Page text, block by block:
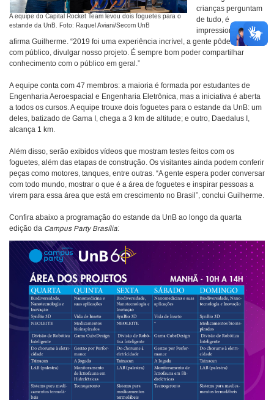
A equipe do Capital Rocket Team levou dois foguetes para o
estande da UnB. Foto: Raquel Aviani/Secom UnB
crianças perguntam
de tudo, é
impressionante”,
afirma Guilherme. “2019 foi uma experiência incrível, a gente pôde interagir
com público, divulgar nosso projeto. É sempre bom poder compartilhar
conhecimento com o público em geral.”
A equipe conta com 47 membros: a maioria é formada por estudantes de
Engenharia Aeroespacial e Engenharia Eletrônica, mas a iniciativa é aberta
a todos os cursos. A equipe trouxe dois foguetes para o estande da UnB: um
deles, batizado de Gama I, chega a 3 km de altitude; e outro, Daedalus I,
alcança 1 km.
Além disso, serão exibidos vídeos que mostram testes feitos com os
foguetes, além das etapas de construção. Os visitantes ainda podem conferir
peças como motores, tanques, entre outras. “A gente espera poder conversar
com todo mundo, mostrar o que é a área de foguetes e inspirar pessoas a
virem para essa área que está em crescimento no Brasil”, conclui Guilherme.
Confira abaixo a programação do estande da UnB ao longo da quarta
edição da Campus Party Brasília: